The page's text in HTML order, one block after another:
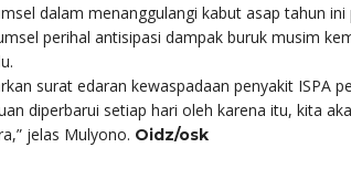
dalam menanggulangi kabut asap tahun
perihal antisipasi dampak buruk musim
surat edaran kewaspadaan penyakit ISPA
diperbarui setiap hari oleh karena itu, kita
jelas Mulyono. Oidz/osk